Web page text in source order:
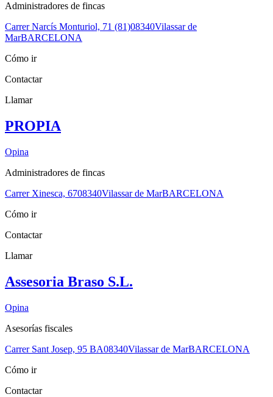
Administradores de fincas
Carrer Narcís Monturiol, 71 (81)08340Vilassar de
MarBARCELONA
Cómo ir
Contactar
Llamar
PROPIA
Opina
Administradores de fincas
Carrer Xinesca, 6708340Vilassar de MarBARCELONA
Cómo ir
Contactar
Llamar
Assesoria Braso S.L.
Opina
Asesorías fiscales
Carrer Sant Josep, 95 BA08340Vilassar de MarBARCELONA
Cómo ir
Contactar